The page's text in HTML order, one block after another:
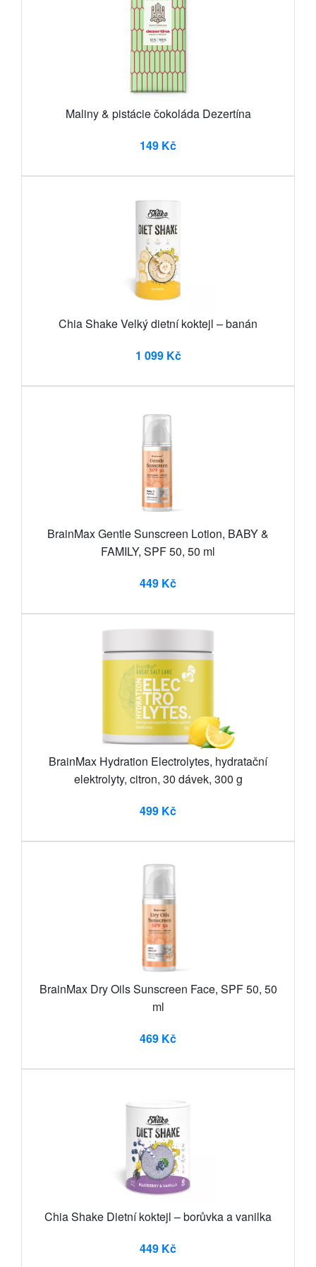
Maliny & pistácie čokoláda Dezertína
149 Kč
Chia Shake Velký dietní koktejl – banán
1 099 Kč
BrainMax Gentle Sunscreen Lotion, BABY &
FAMILY, SPF 50, 50 ml
449 Kč
BrainMax Hydration Electrolytes, hydratační
elektrolyty, citron, 30 dávek, 300 g
499 Kč
BrainMax Dry Oils Sunscreen Face, SPF 50, 50
ml
469 Kč
Chia Shake Dietní koktejl – borůvka a vanilka
449 Kč